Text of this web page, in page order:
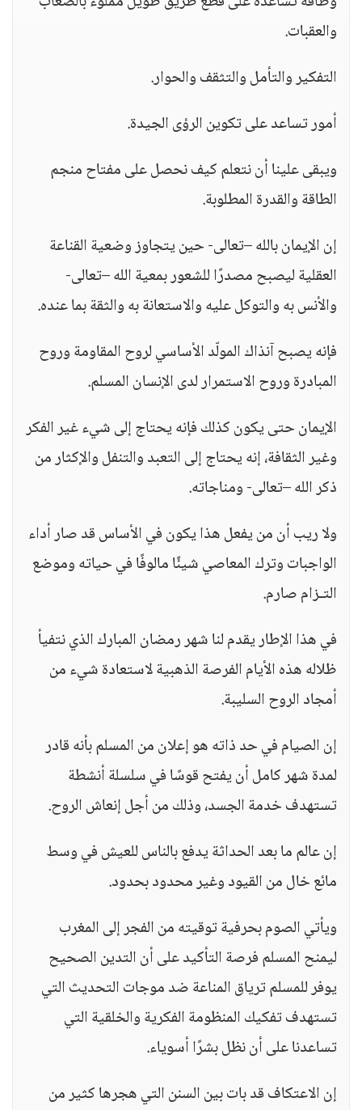
والعقبات.
التفكير والتأمل والتثقف والحوار.
أمور تساعد على تكوين الرؤى الجيدة.
ويبقى علينا أن نتعلم كيف نحصل على مفتاح منجم
الطاقة والقدرة المطلوبة.
إن الإيمان بالله –تعالى- حين يتجاوز وضعية القناعة
العقلية ليصبح مصدرًا للشعور بمعية الله –تعالى-
والأنس به والتوكل عليه والاستعانة به والثقة بما عنده.
فإنه يصبح آنذاك المولّد الأساسي لروح المقاومة وروح
المبادرة وروح الاستمرار لدى الإنسان المسلم.
الإيمان حتى يكون كذلك فإنه يحتاج إلى شيء غير الفكر
وغير الثقافة، إنه يحتاج إلى التعبد والتنفل والإكثار من
ذكر الله –تعالى- ومناجاته.
ولا ريب أن من يفعل هذا يكون في الأساس قد صار أداء
الواجبات وترك المعاصي شيئًا مالوفًا في حياته وموضع
التـزام صارم.
في هذا الإطار يقدم لنا شهر رمضان المبارك الذي نتفيأ
ظلاله هذه الأيام الفرصة الذهبية لاستعادة شيء من
أمجاد الروح السليبة.
إن الصيام في حد ذاته هو إعلان من المسلم بأنه قادر
لمدة شهر كامل أن يفتح قوسًا في سلسلة أنشطة
تستهدف خدمة الجسد، وذلك من أجل إنعاش الروح.
إن عالم ما بعد الحداثة يدفع بالناس للعيش في وسط
مائع خال من القيود وغير محدود بحدود.
ويأتي الصوم بحرفية توقيته من الفجر إلى المغرب
ليمنح المسلم فرصة التأكيد على أن التدين الصحيح
يوفر للمسلم ترياق المناعة ضد موجات التحديث التي
تستهدف تفكيك المنظومة الفكرية والخلقية التي
تساعدنا على أن نظل بشرًا أسوياء.
إن الاعتكاف قد بات بين السنن التي هجرها كثير من